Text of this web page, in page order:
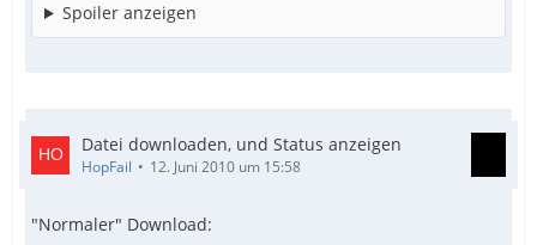
Spoiler anzeigen
Datei downloaden, und Status anzeigen
HopFail 12. Juni 2010 um 15:58
"Normaler" Download: